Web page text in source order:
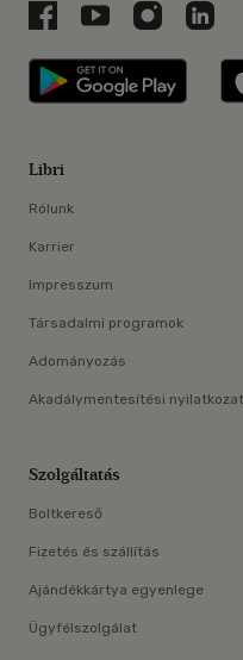
Libri a Facebookon
Libri aLibri az
Libri
Libri
Rólunk
Karrier
Impresszum
Társadalmi programok
Adományozás
Akadálymentesítési nyilatkozat
Szolgáltatás
Boltkereső
Fizetés és szállítás
Ajándékkártya egyenlege
Ügyfélszolgálat